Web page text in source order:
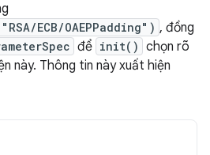
ECB/OAEPPadding") , đồng
để init() chọn rõ
này. Thông tin này xuất hiện